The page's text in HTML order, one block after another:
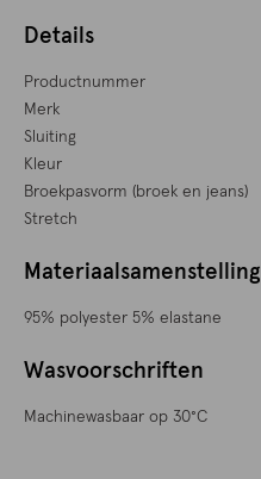
Details
Productnummer
Merk
Sluiting
Kleur
Broekpasvorm (broek en jeans)
Stretch
Materiaalsamenstelling
95% polyester 5% elastane
Wasvoorschriften
Machinewasbaar op 30°C